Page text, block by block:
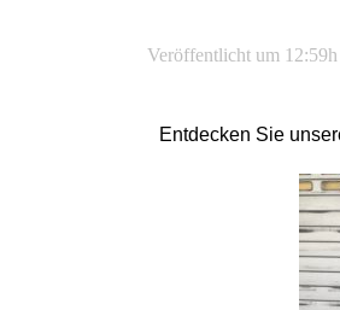
Veröffentlicht um 12:59h
Entdecken Sie